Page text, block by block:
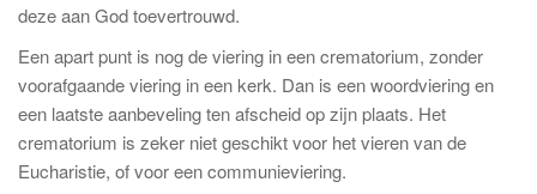
deze aan God toevertrouwd.
Een apart punt is nog de viering in een crematorium, zonder
voorafgaande viering in een kerk. Dan is een woordviering en
een laatste aanbeveling ten afscheid op zijn plaats. Het
crematorium is zeker niet geschikt voor het vieren van de
Eucharistie, of voor een communieviering.